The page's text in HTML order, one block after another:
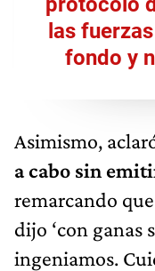
las
fondo y
Asimismo,
a cabo sin
remarcando
dijo ‘con ganas
ingeniamos.